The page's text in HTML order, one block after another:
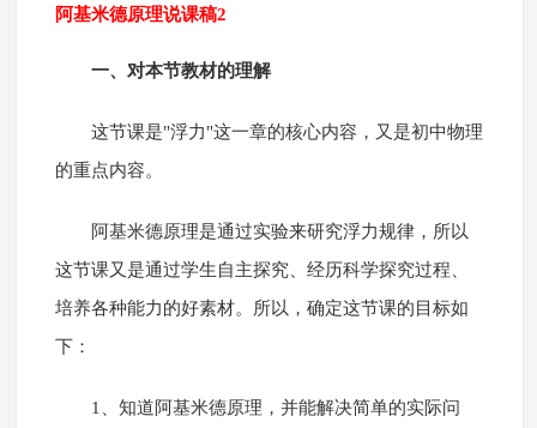
阿基米德原理说课稿2
一、对本节教材的理解
这节课是"浮力"这一章的核心内容，又是初中物理
的重点内容。
阿基米德原理是通过实验来研究浮力规律，所以
这节课又是通过学生自主探究、经历科学探究过程、
培养各种能力的好素材。所以，确定这节课的目标如
下：
1、知道阿基米德原理，并能解决简单的实际问